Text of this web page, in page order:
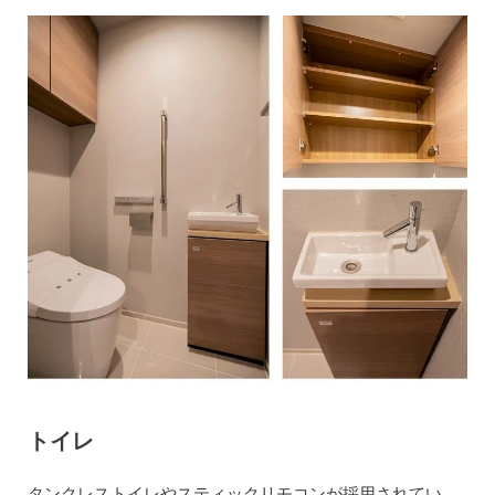
トイレ